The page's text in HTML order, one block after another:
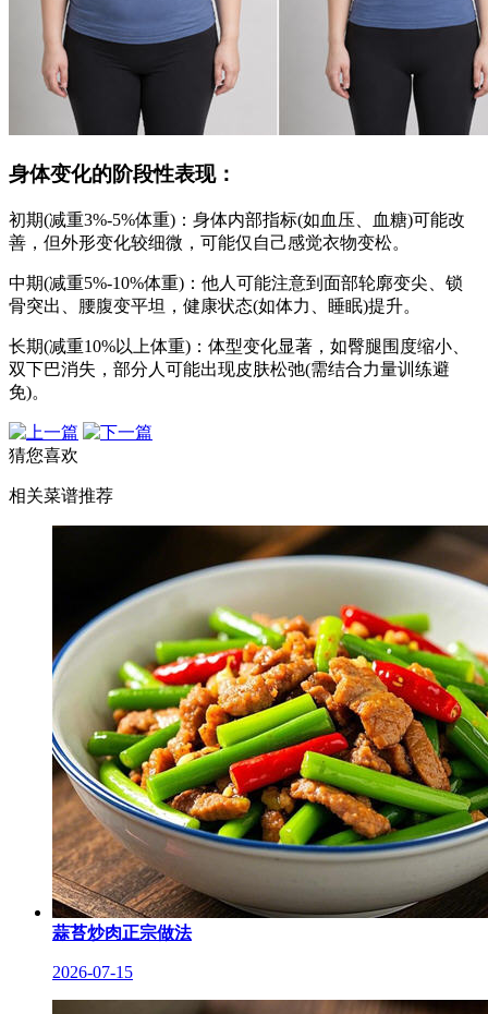
身体变化的阶段性表现：
初期(减重3%-5%体重)：身体内部指标(如血压、血糖)可能改
善，但外形变化较细微，可能仅自己感觉衣物变松。
中期(减重5%-10%体重)：他人可能注意到面部轮廓变尖、锁
骨突出、腰腹变平坦，健康状态(如体力、睡眠)提升。
长期(减重10%以上体重)：体型变化显著，如臀腿围度缩小、
双下巴消失，部分人可能出现皮肤松弛(需结合力量训练避
免)。
猜您喜欢
相关菜谱推荐
蒜苔炒肉正宗做法
2026-07-15